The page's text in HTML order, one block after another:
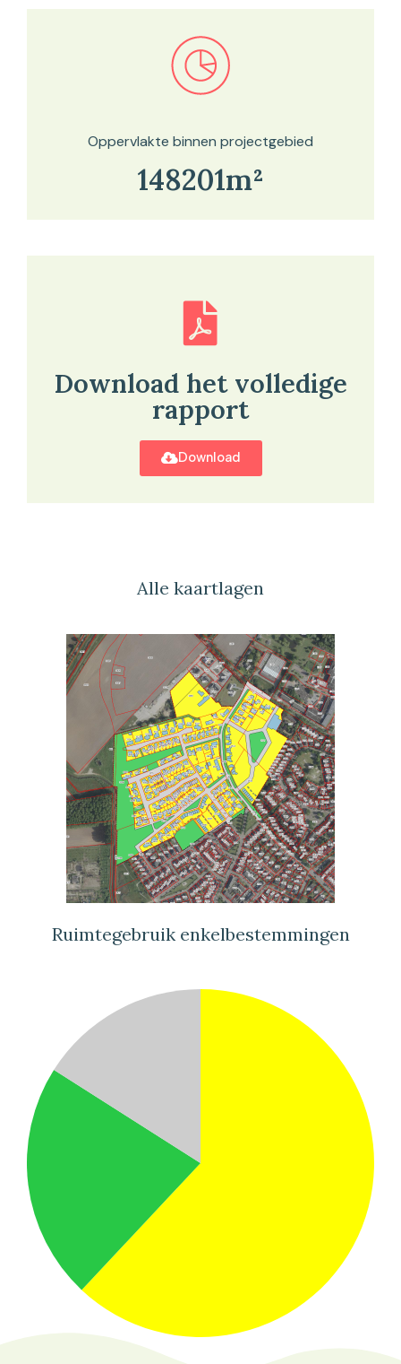
Bekijk in onze kaartviewer
Oppervlakte binnen projectgebied
148201m²
Download het volledige
rapport
Download
Alle kaartlagen
Ruimtegebruik enkelbestemmingen